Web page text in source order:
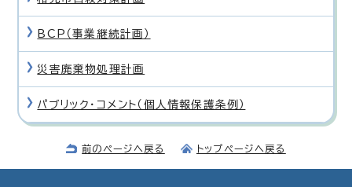
BCP（事業継続計画）
災害廃棄物処理計画
パブリック・コメント（個人情報保護条例）
前のページへ戻る トップページへ戻る